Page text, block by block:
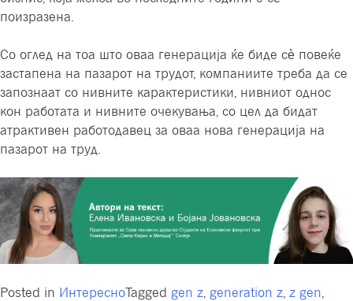
поизразена.
Со оглед на тоа што оваа генерација ќе биде сѐ повеќе
застапена на пазарот на трудот, компаниите треба да се
запознаат со нивните карактеристики, нивниот однос
кон работата и нивните очекувања, со цел да бидат
атрактивен работодавец за оваа нова генерација на
пазарот на труд.
Posted in ИнтересноTagged gen z generation z z gen